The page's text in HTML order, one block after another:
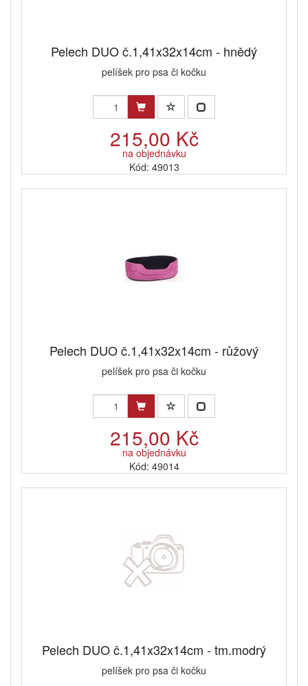
Pelech DUO č.1,41x32x14cm - hnědý
pelíšek pro psa či kočku
215,00 Kč
na objednávku
Kód: 49013
Pelech DUO č.1,41x32x14cm - růžový
pelíšek pro psa či kočku
215,00 Kč
na objednávku
Kód: 49014
Pelech DUO č.1,41x32x14cm - tm.modrý
pelíšek pro psa či kočku